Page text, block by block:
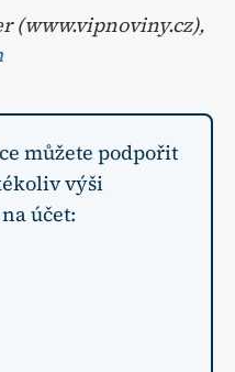
(www.vipnoviny.cz),
můžete podpořit
výši
účet: